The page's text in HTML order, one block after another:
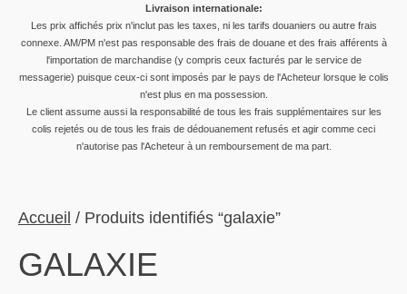
Livraison internationale:
Les prix affichés prix n'inclut pas les taxes, ni les tarifs douaniers ou autre frais
connexe. AM/PM n'est pas responsable des frais de douane et des frais afférents à
l'importation de marchandise (y compris ceux facturés par le service de
messagerie) puisque ceux-ci sont imposés par le pays de l'Acheteur lorsque le colis
n'est plus en ma possession.
Le client assume aussi la responsabilité de tous les frais supplémentaires sur les
colis rejetés ou de tous les frais de dédouanement refusés et agir comme ceci
n'autorise pas l'Acheteur à un remboursement de ma part.
Accueil / Produits identifiés “galaxie”
GALAXIE